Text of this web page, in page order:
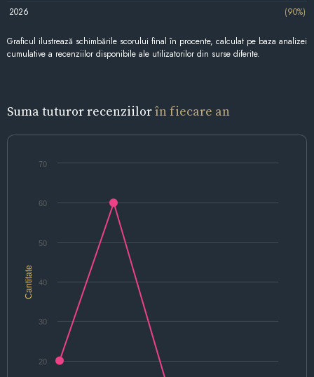
2026
(90%)
Graficul ilustrează schimbările scorului final în procente, calculat pe baza analizei
cumulative a recenziilor disponibile ale utilizatorilor din surse diferite.
Suma tuturor recenziilorîn fiecare an
Cantitate
20
30
40
50
60
70